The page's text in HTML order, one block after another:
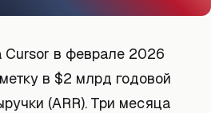
в феврале 2026
в $2 млрд годовой
(ARR). Три месяца